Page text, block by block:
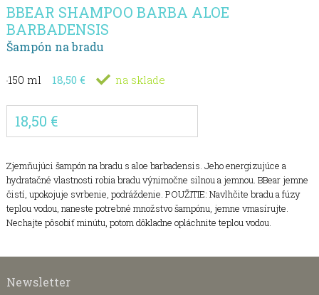
BBEAR SHAMPOO BARBA ALOE
BARBADENSIS
Šampón na bradu
150 ml 18,50 € na sklade
18,50 €
Zjemňujúci šampón na bradu s aloe barbadensis. Jeho energizujúce a
hydratačné vlastnosti robia bradu výnimočne silnou a jemnou. BBear jemne
čistí, upokojuje svrbenie, podráždenie. POUŽITIE: Navlhčite bradu a fúzy
teplou vodou, naneste potrebné množstvo šampónu, jemne vmasírujte.
Nechajte pôsobiť minútu, potom dôkladne opláchnite teplou vodou.
Newsletter